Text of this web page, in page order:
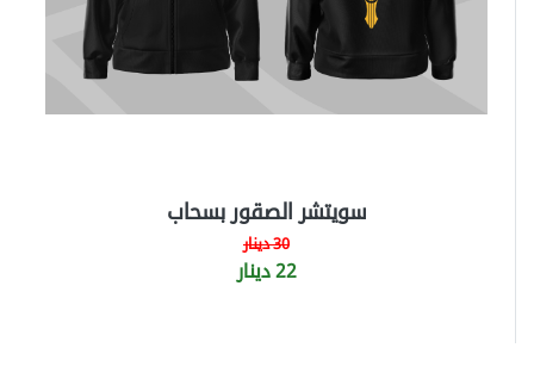
سويتشر الصقور بسحاب
30 دينار
22 دينار